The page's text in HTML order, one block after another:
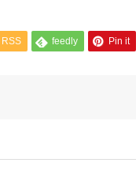
RSS feedly Pin it